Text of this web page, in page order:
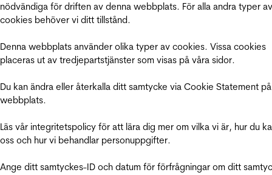
nödvändiga för driften av denna webbplats. För alla andra typer av
cookies behöver vi ditt tillstånd.
Denna webbplats använder olika typer av cookies. Vissa cookies
placeras ut av tredjepartstjänster som visas på våra sidor.
Du kan ändra eller återkalla ditt samtycke via Cookie Statement
webbplats.
Läs vår integritetspolicy för att lära dig mer om vilka vi är, hur du
oss och hur vi behandlar personuppgifter.
Ange ditt samtyckes-ID och datum för förfrågningar om ditt